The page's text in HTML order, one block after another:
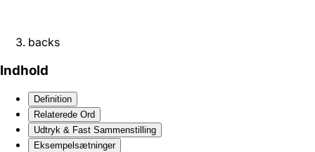
backs
Indhold
Definition
Relaterede Ord
Udtryk & Fast Sammenstilling
Eksempelsætninger